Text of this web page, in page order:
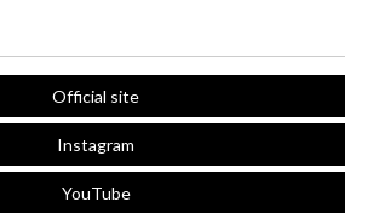
Official site
Instagram
YouTube